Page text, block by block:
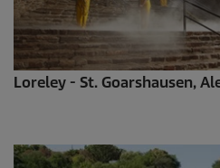
Loreley - St. Goarshausen,